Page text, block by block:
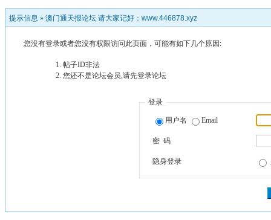
提示信息 » 澳门通天报论坛 请大家记好：www.446878.xyz
您没有登录或者您没有权限访问此页面，可能有如下几个原因:
帖子ID非法
您还不是论坛会员,请先登录论坛
登录
用户名 Email
密 码
隐身登录